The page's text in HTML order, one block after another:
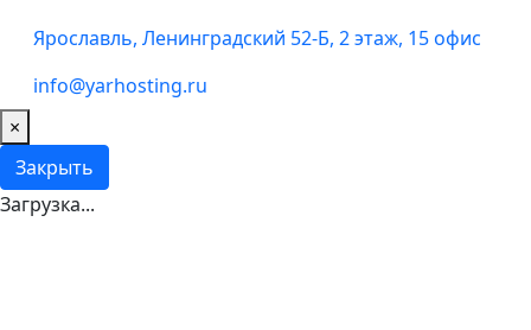
Ярославль, Ленинградский 52-Б, 2 этаж, 15 офис
info@yarhosting.ru
×
Закрыть
Загрузка...